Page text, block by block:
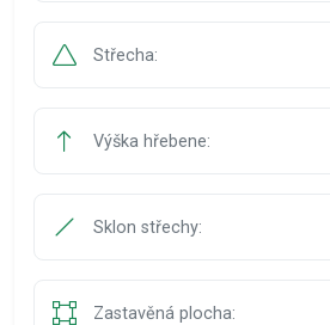
Střecha:
Výška hřebene:
Sklon střechy:
Zastavěná plocha: